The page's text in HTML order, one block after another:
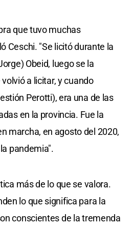
que tuvo muchas
Ceschi. "Se licitó durante la
Obeid, luego se la
a licitar, y cuando
Perotti), era una de las
en la provincia. Fue la
marcha, en agosto del 2020,
pandemia".
más de lo que se valora.
lo que significa para la
conscientes de la tremenda